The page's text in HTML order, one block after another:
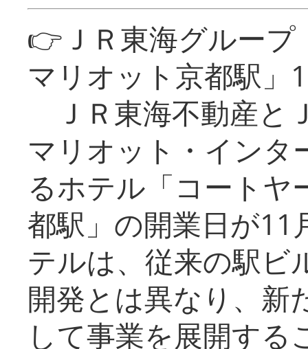
👉ＪＲ東海グルー
マリオット京都駅」
ＪＲ東海不動産と
マリオット・インタ
るホテル「コートヤ
都駅」の開業日が11
テルは、従来の駅ビ
開発とは異なり、新
して事業を展開する